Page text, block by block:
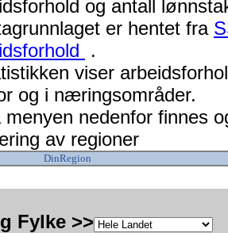
og antall
er hentet fra
.
viser
og i næringsområder.
menyen nedenfor finnes
av regioner
DinRegion
Fylke >>